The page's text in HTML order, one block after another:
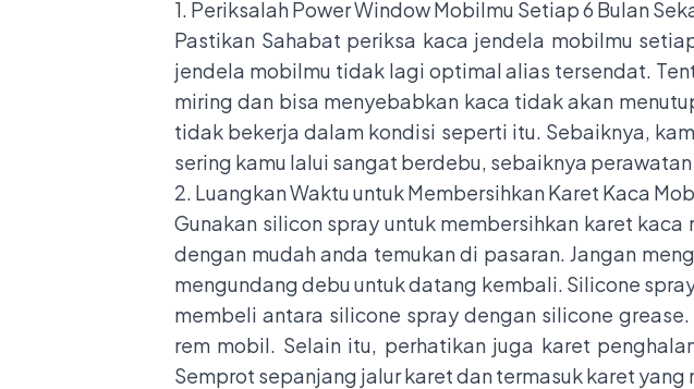
1. Periksalah Power Window Mobilmu Setiap 6 Bulan
Pastikan Sahabat periksa kaca jendela mobilmu
jendela mobilmu tidak lagi optimal alias tersendat.
miring dan bisa menyebabkan kaca tidak akan
tidak bekerja dalam kondisi seperti itu. Sebaiknya,
sering kamu lalui sangat berdebu, sebaiknya
2. Luangkan Waktu untuk Membersihkan Karet Kaca
Gunakan silicon spray untuk membersihkan karet
dengan mudah anda temukan di pasaran. Jangan
mengundang debu untuk datang kembali. Silicone
membeli antara silicone spray dengan silicone
rem mobil. Selain itu, perhatikan juga karet
Semprot sepanjang jalur karet dan termasuk karet